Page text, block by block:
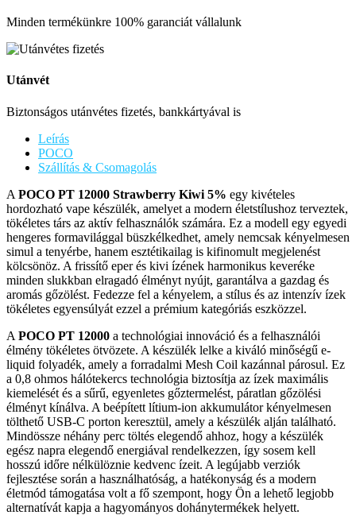
Minden termékünkre 100% garanciát vállalunk
Utánvét
Biztonságos utánvétes fizetés, bankkártyával is
Leírás
POCO
Szállítás & Csomagolás
A POCO PT 12000 Strawberry Kiwi 5% egy kivételes
hordozható vape készülék, amelyet a modern életstílushoz terveztek,
tökéletes társ az aktív felhasználók számára. Ez a modell egy egyedi
hengeres formavilággal büszkélkedhet, amely nemcsak kényelmesen
simul a tenyérbe, hanem esztétikailag is kifinomult megjelenést
kölcsönöz. A frissítő eper és kivi ízének harmonikus keveréke
minden slukkban elragadó élményt nyújt, garantálva a gazdag és
aromás gőzölést. Fedezze fel a kényelem, a stílus és az intenzív ízek
tökéletes egyensúlyát ezzel a prémium kategóriás eszközzel.
A POCO PT 12000 a technológiai innováció és a felhasználói
élmény tökéletes ötvözete. A készülék lelke a kiváló minőségű e-
liquid folyadék, amely a forradalmi Mesh Coil kazánnal párosul. Ez
a 0,8 ohmos hálótekercs technológia biztosítja az ízek maximális
kiemelését és a sűrű, egyenletes gőztermelést, páratlan gőzölési
élményt kínálva. A beépített lítium-ion akkumulátor kényelmesen
tölthető USB-C porton keresztül, amely a készülék alján található.
Mindössze néhány perc töltés elegendő ahhoz, hogy a készülék
egész napra elegendő energiával rendelkezzen, így sosem kell
hosszú időre nélkülöznie kedvenc ízeit. A legújabb verziók
fejlesztése során a használhatóság, a hatékonyság és a modern
életmód támogatása volt a fő szempont, hogy Ön a lehető legjobb
alternatívát kapja a hagyományos dohánytermékek helyett.